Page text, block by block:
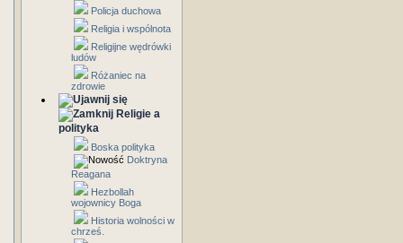
Policja duchowa
Religia i wspólnota
Religijne wędrówki
ludów
Różaniec na
zdrowie
Religie a
polityka
Boska polityka
Doktryna
Reagana
Hezbollah
wojownicy Boga
Historia wolności w
chrześ.